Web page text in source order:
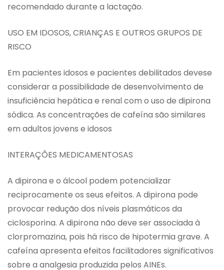
recomendado durante a lactação.
USO EM IDOSOS, CRIANÇAS E OUTROS GRUPOS DE
RISCO
Em pacientes idosos e pacientes debilitados devese
considerar a possibilidade de desenvolvimento de
insuficiência hepática e renal com o uso de dipirona
sódica. As concentrações de cafeína são similares
em adultos jovens e idosos
INTERAÇÕES MEDICAMENTOSAS
A dipirona e o álcool podem potencializar
reciprocamente os seus efeitos. A dipirona pode
provocar redução dos níveis plasmáticos da
ciclosporina. A dipirona não deve ser associada à
clorpromazina, pois há risco de hipotermia grave. A
cafeína apresenta efeitos facilitadores significativos
sobre a analgesia produzida pelos AINEs.